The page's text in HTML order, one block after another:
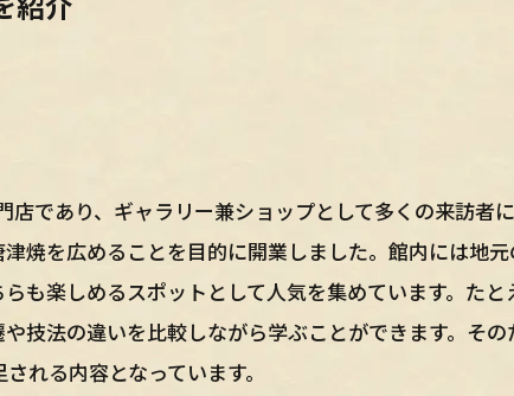
であり、ギャラリー兼ショップとして多くの来訪者
焼を広めることを目的に開業しました。館内には地
も楽しめるスポットとして人気を集めています。た
技法の違いを比較しながら学ぶことができます。そ
れる内容となっています。